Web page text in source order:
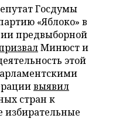
Госдумы
«Яблоко» в
предвыборной
Минюст и
этой
выявил
стран к
избирательные